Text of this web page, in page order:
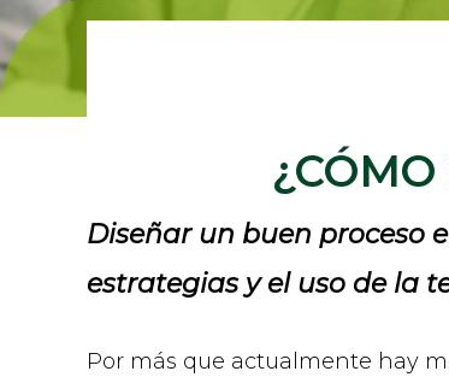
Diseñar un buen proceso
estrategias y el uso de la
Por más que actualmente hay